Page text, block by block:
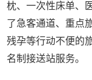
枕、一次性床单、
了急客通道、重点
残孕等行动不便的
名制接送站服务。